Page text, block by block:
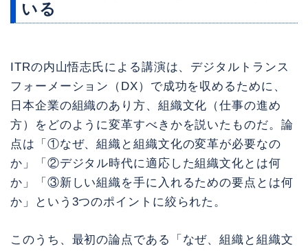
いる
ITRの内山悟志氏による講演は、デジタルトランス
フォーメーション（DX）で成功を収めるために、
日本企業の組織のあり方、組織文化（仕事の進め
方）をどのように変革すべきかを説いたものだ。論
点は「①なぜ、組織と組織文化の変革が必要なの
か」「②デジタル時代に適応した組織文化とは何
か」「③新しい組織を手に入れるための要点とは何
か」という3つのポイントに絞られた。
このうち、最初の論点である「なぜ、組織と組織文